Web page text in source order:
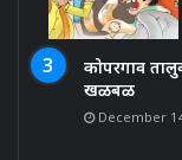
कोपरगाव
खळबळ
December